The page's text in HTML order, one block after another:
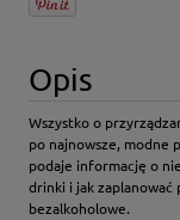
Opis
Wszystko o
po najnowsze, modne
podaje informację o
drinki i jak zaplanować
bezalkoholowe.